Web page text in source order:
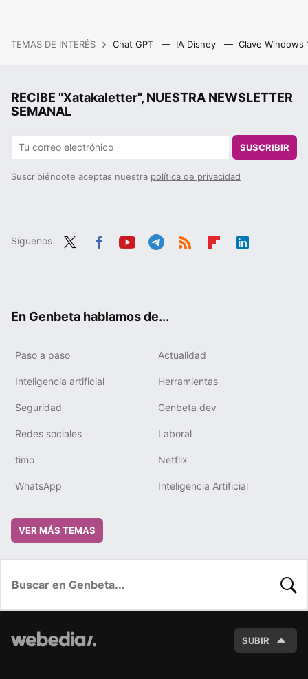
TEMAS DE INTERÉS Chat GPT IA Disney Clave Windows
RECIBE "Xatakaletter", NUESTRA NEWSLETTER
SEMANAL
SUSCRIBIR
Suscribiéndote aceptas nuestra política de privacidad
Síguenos
En Genbeta hablamos de...
Paso a paso Actualidad
Inteligencia artificial Herramientas
Seguridad Genbeta dev
Redes sociales Laboral
timo Netflix
WhatsApp Inteligencia Artificial
VER MÁS TEMAS
SUBIR